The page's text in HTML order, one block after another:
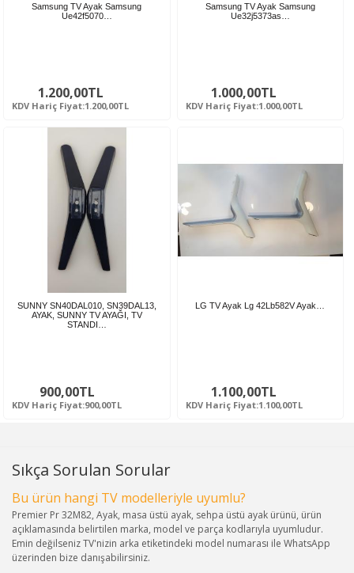
Samsung TV Ayak Samsung
Ue42f5070…
1.200,00TL
KDV Hariç Fiyat:1.200,00TL
Samsung TV Ayak Samsung
Ue32j5373as…
1.000,00TL
KDV Hariç Fiyat:1.000,00TL
SUNNY SN40DAL010, SN39DAL13,
AYAK, SUNNY TV AYAĞI, TV
STANDI…
900,00TL
KDV Hariç Fiyat:900,00TL
LG TV Ayak Lg 42Lb582V Ayak…
1.100,00TL
KDV Hariç Fiyat:1.100,00TL
Sıkça Sorulan Sorular
Bu ürün hangi TV modelleriyle uyumlu?
Premier Pr 32M82, Ayak, masa üstü ayak, sehpa üstü ayak ürünü, ürün
açıklamasında belirtilen marka, model ve parça kodlarıyla uyumludur.
Emin değilseniz TV'nizin arka etiketindeki model numarası ile WhatsApp
üzerinden bize danışabilirsiniz.